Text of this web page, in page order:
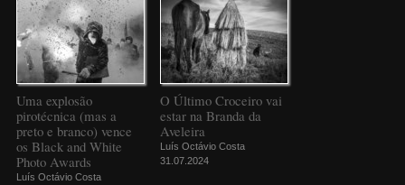
Uma explosão
pirotécnica (mas a
preto e branco) vence
os Black and White
Photo Awards
Luís Octávio Costa
O Último Croceiro vai
estar na Branda da
Aveleira
Luís Octávio Costa
31.07.2024